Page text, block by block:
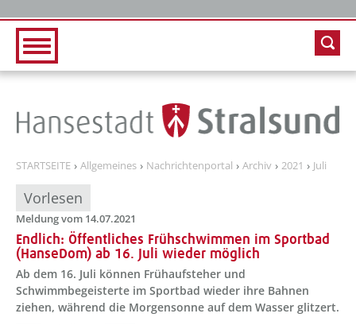
STARTSEITE Allgemeines Nachrichtenportal Archiv 2021 Juli
Vorlesen
Meldung vom 14.07.2021
Endlich: Öffentliches Frühschwimmen im Sportbad
(HanseDom) ab 16. Juli wieder möglich
Ab dem 16. Juli können Frühaufsteher und
Schwimmbegeisterte im Sportbad wieder ihre Bahnen
ziehen, während die Morgensonne auf dem Wasser glitzert.